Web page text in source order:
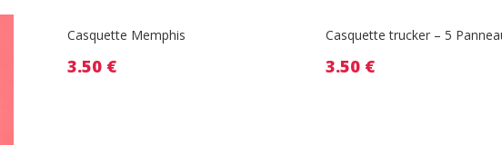
Casquette Memphis
3.50 €
Casquette trucker – 5
3.50 €